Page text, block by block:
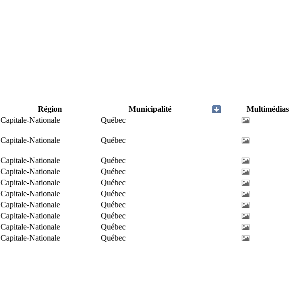
Région Municipalité
Multimédias
Capitale-Nationale
Québec
Capitale-Nationale Québec
Capitale-Nationale
Québec
Capitale-Nationale
Québec
Capitale-Nationale
Québec
Capitale-Nationale
Québec
Capitale-Nationale
Québec
Capitale-Nationale
Québec
Capitale-Nationale
Québec
Capitale-Nationale Québec